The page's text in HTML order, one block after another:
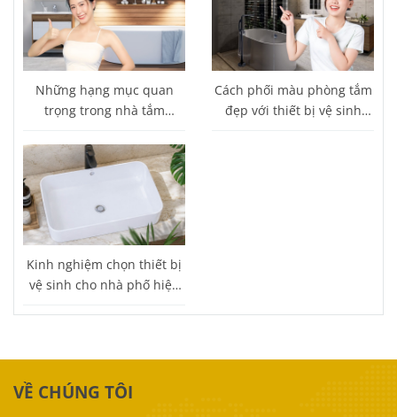
Những hạng mục quan
trọng trong nhà tắm
Cách phối màu phòng tắm
đẹp với thiết bị vệ sinh
Kinh nghiệm chọn thiết bị
vệ sinh cho nhà phố hiện
VỀ CHÚNG TÔI